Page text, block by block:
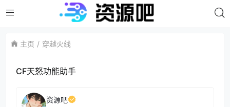
主页 穿越火线
CF天怒功能助手
资源吧